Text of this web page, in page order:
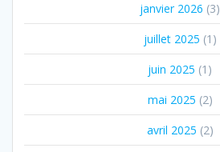
janvier 2026 (3)
juillet 2025 (1)
juin 2025 (1)
mai 2025 (2)
avril 2025 (2)